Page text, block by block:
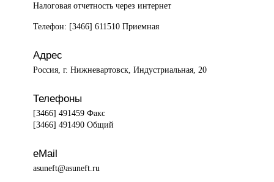
Налоговая отчетность через интернет
Телефон: [3466] 611510 Приемная
Адрес
Россия, г. Нижневартовск, Индустриальная, 20
Телефоны
[3466] 491459 Факс
[3466] 491490 Общий
eMail
asuneft@asuneft.ru